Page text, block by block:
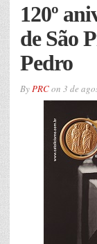
120º
de São
Pedro
ByPRCon 3 de